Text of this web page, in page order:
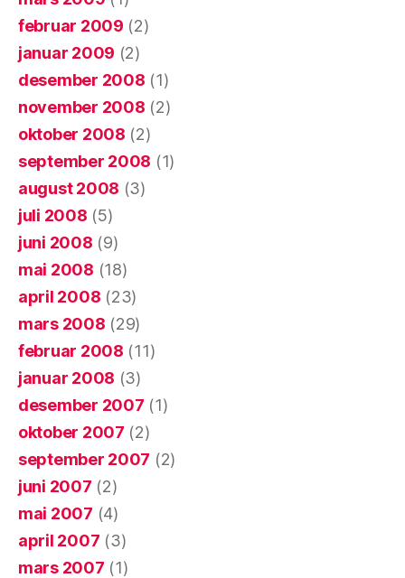
februar 2009 (2)
januar 2009 (2)
desember 2008 (1)
november 2008 (2)
oktober 2008 (2)
september 2008 (1)
august 2008 (3)
juli 2008 (5)
juni 2008 (9)
mai 2008 (18)
april 2008 (23)
mars 2008 (29)
februar 2008 (11)
januar 2008 (3)
desember 2007 (1)
oktober 2007 (2)
september 2007 (2)
juni 2007 (2)
mai 2007 (4)
april 2007 (3)
mars 2007 (1)